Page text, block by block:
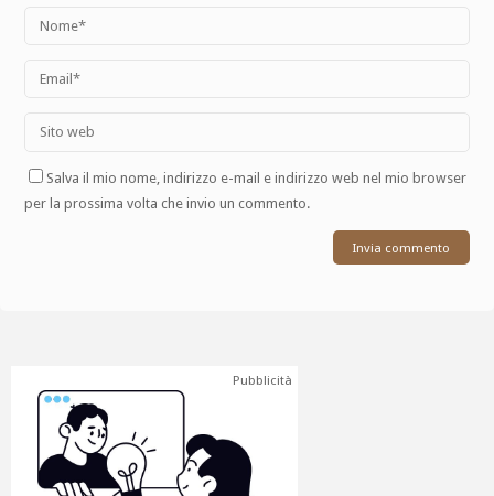
Salva il mio nome, indirizzo e-mail e indirizzo web nel mio browser
per la prossima volta che invio un commento.
Pubblicità